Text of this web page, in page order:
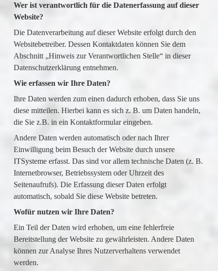
Wer ist verantwortlich für die Datenerfassung auf dieser
Website?
Die Datenverarbeitung auf dieser Website erfolgt durch den
Websitebetreiber. Dessen Kontaktdaten können Sie dem
Abschnitt „Hinweis zur Verantwortlichen Stelle“ in dieser
Datenschutzerklärung entnehmen.
Wie erfassen wir Ihre Daten?
Ihre Daten werden zum einen dadurch erhoben, dass Sie uns
diese mitteilen. Hierbei kann es sich z. B. um Daten handeln,
die Sie z.B. in ein Kontaktformular eingeben.
Andere Daten werden automatisch oder nach Ihrer
Einwilligung beim Besuch der Website durch unsere
ITSysteme erfasst. Das sind vor allem technische Daten (z. B.
Internetbrowser, Betriebssystem oder Uhrzeit des
Seitenaufrufs). Die Erfassung dieser Daten erfolgt
automatisch, sobald Sie diese Website betreten.
Wofür nutzen wir Ihre Daten?
Ein Teil der Daten wird erhoben, um eine fehlerfreie
Bereitstellung der Website zu gewährleisten. Andere Daten
können zur Analyse Ihres Nutzerverhaltens verwendet
werden.